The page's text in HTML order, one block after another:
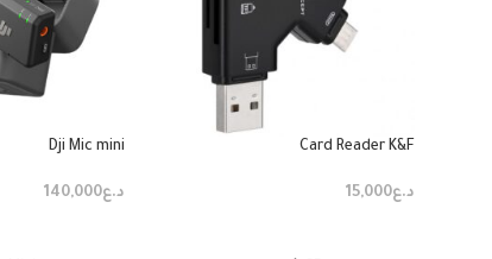
Card Reader K&F
د.ع15,000
Dji Mic mini
د.ع140,000